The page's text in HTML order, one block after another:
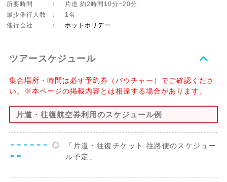
所要時間 ：
片道 約2時間10分~20分
最少催行人数
：
1名
催行会社
： ホットホリデー
ツアースケジュール
集合場所・時間は必ず予約券（バウチャー）でご確認くださ
い。※本ページの掲載内容とは相違する場合があります。
片道・往復航空券利用のスケジュール例
＝＝＝＝＝＝
＝＝
「片道・往復チケット 往路便のスケジュー
ル予定」